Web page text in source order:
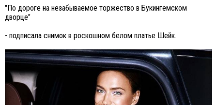
"По дороге на незабываемое торжество в Букингемском
дворце"
- подписала снимок в роскошном белом платье Шейк.